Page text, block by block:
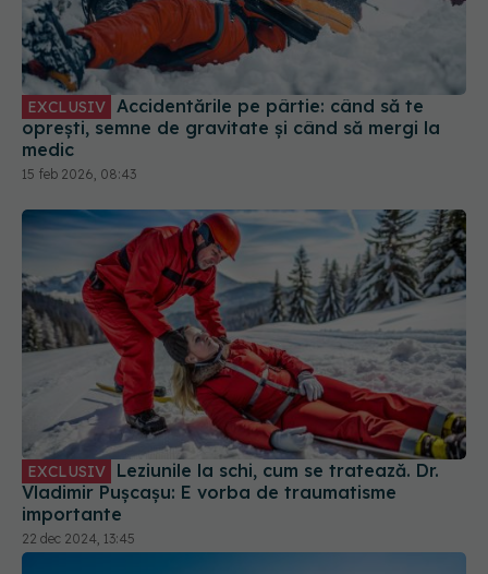
EXCLUSIV
oprești, semne de gravitate și când să mergi la
medic
15 feb 2026, 08:43
EXCLUSIV
Vladimir Pușcașu: E vorba de traumatisme
importante
22 dec 2024, 13:45